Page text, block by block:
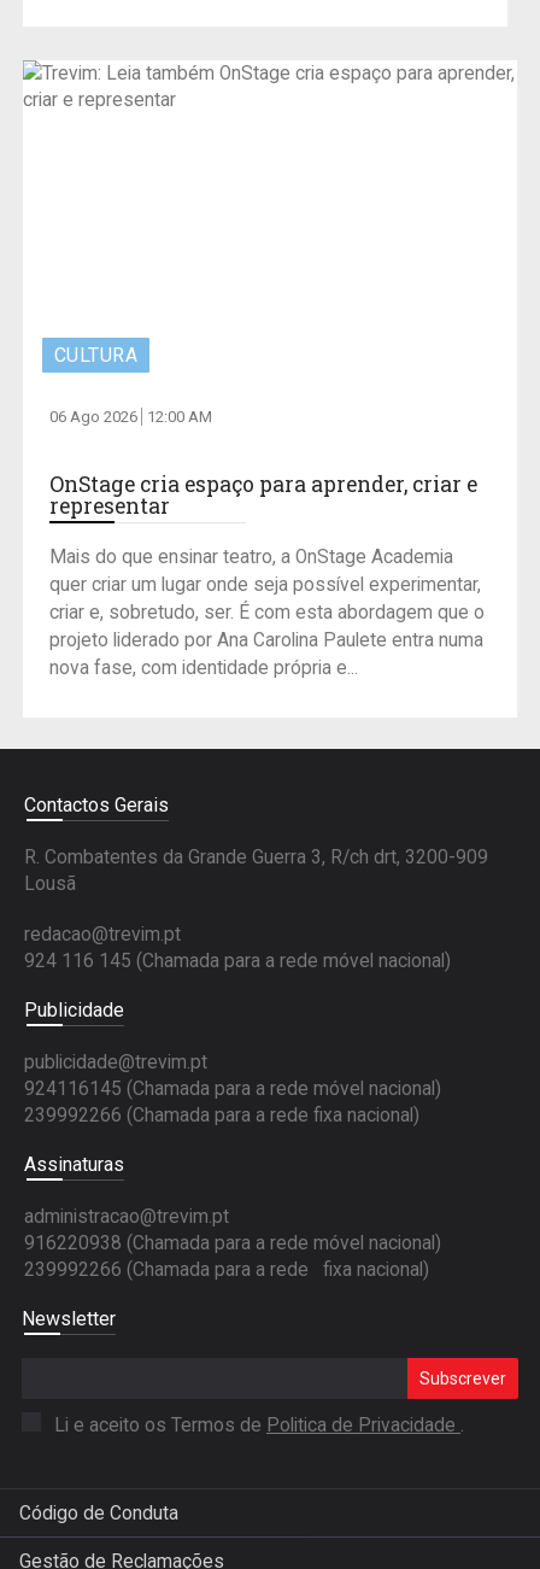
CULTURA
06 Ago 2026 12:00 AM
OnStage cria espaço para aprender, criar e
representar
Mais do que ensinar teatro, a OnStage Academia
quer criar um lugar onde seja possível experimentar,
criar e, sobretudo, ser. É com esta abordagem que o
projeto liderado por Ana Carolina Paulete entra numa
nova fase, com identidade própria e...
Contactos Gerais
R. Combatentes da Grande Guerra 3, R/ch drt, 3200-909
Lousã
redacao@trevim.pt
924 116 145 (Chamada para a rede móvel nacional)
Publicidade
publicidade@trevim.pt
924116145 (Chamada para a rede móvel nacional)
239992266 (Chamada para a rede fixa nacional)
Assinaturas
administracao@trevim.pt
916220938 (Chamada para a rede móvel nacional)
239992266 (Chamada para a rede fixa nacional)
Newsletter
Subscrever
Li e aceito os Termos de Politica de Privacidade .
Código de Conduta
Gestão de Reclamações